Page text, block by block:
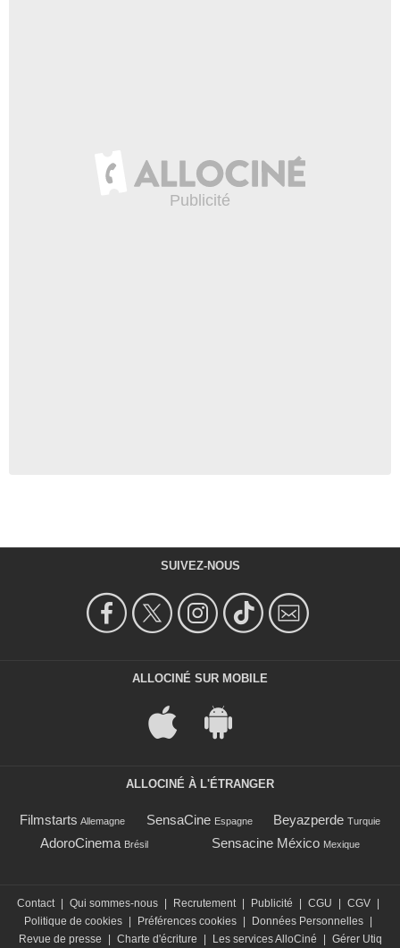
SUIVEZ-NOUS
ALLOCINÉ SUR MOBILE
ALLOCINÉ À L'ÉTRANGER
Filmstarts Allemagne SensaCine Espagne Beyazperde Turquie
AdoroCinema Brésil Sensacine México Mexique
Contact Qui sommes-nous Recrutement Publicité CGU CGV
Politique de cookies
Préférences cookies Données Personnelles
Revue de presse
Charte d'écriture Les services AlloCiné Gérer Utiq